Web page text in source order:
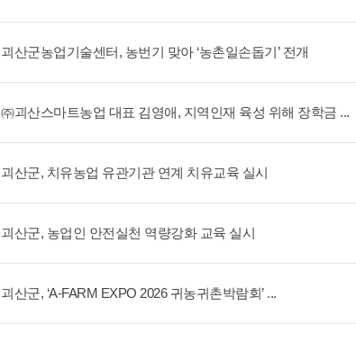
괴산군농업기술센터, 농번기 맞아 ‘농촌일손돕기’ 전개
㈜괴산스마트농업 대표 김영애, 지역인재 육성 위해 장학금 ...
괴산군, 치유농업 유관기관 연계 치유교육 실시
괴산군, 농업인 안전실천 역량강화 교육 실시
괴산군, ‘A-FARM EXPO 2026 귀농귀촌박람회’ ...